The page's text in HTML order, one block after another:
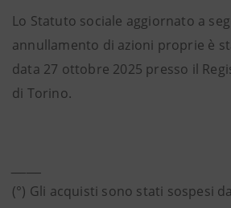
Lo Statuto sociale aggiornato a
annullamento di azioni proprie è
data 27 ottobre 2025 presso il
di Torino.
(°) Gli acquisti sono stati sospesi